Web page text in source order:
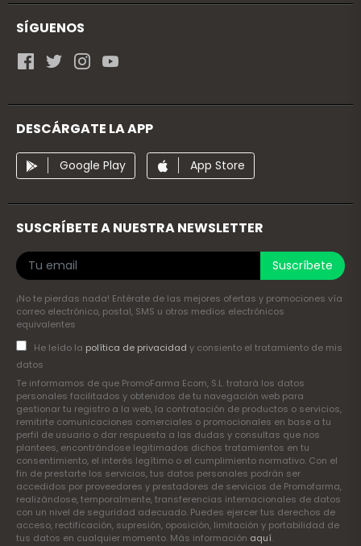
SÍGUENOS
DESCÁRGATE LA APP
Google Play App Store
SUSCRÍBETE A NUESTRA NEWSLETTER
Suscríbete
¡No te pierdas nada! Entérate de las mejores ofertas y promociones vía
correo electrónico, postal, SMS u otros medios electrónicos
equivalentes
He leído la política de privacidad y consiento el tratamiento de mis
datos
Te informamos de que PromoFarma Ecom, S.L. tratará los datos
personales facilitados y obtenidos de tu navegación web para
gestionar tu registro a la web, la contratación de productos o servicios,
remitirte comunicaciones comerciales o promocionales en base a tu
perfil de usuario o dar respuesta a las dudas y consultas que nos
plantees, encontrándose legitimados dichos tratamientos en tu
consentimiento, el interés legítimo o el cumplimiento normativo. Con el
fin de prestarte los servicios, tus datos personales podrán ser
accedidos por proveedores y prestadores de servicios de Promofarma,
realizándose, temporalmente, transferencias internacionales de datos
con un nivel de seguridad adecuado. Puedes ejercer tus derechos de
acceso, rectificación, supresión, oposición, limitación y portabilidad de
tus datos en cualquier momento. Más información aquí.